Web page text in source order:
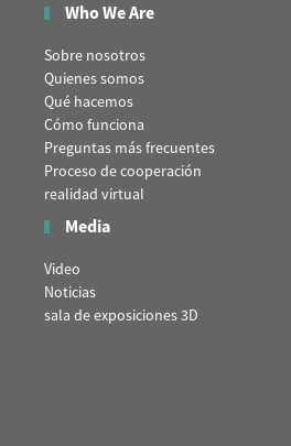
Who We Are
Sobre nosotros
Quienes somos
Qué hacemos
Cómo funciona
Preguntas más frecuentes
Proceso de cooperación
realidad virtual
Media
Video
Noticias
sala de exposiciones 3D